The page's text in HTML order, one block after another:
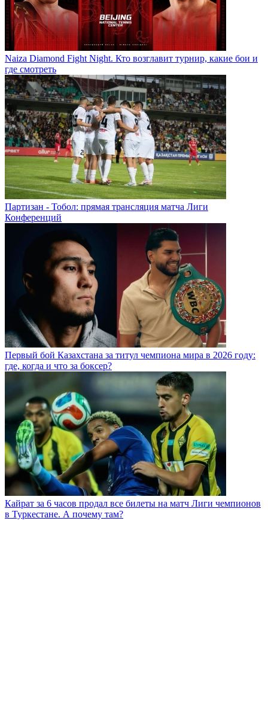
Naiza Diamond Fight Night. Кто возглавит турнир, какие бои и
где смотреть
Партизан - Тобол: прямая трансляция матча Лиги
Конференций
Первый бой Казахстана за титул чемпиона мира в 2026 году:
где, когда и что за боксер?
Кайрат за 6 часов продал все билеты на матч Лиги чемпионов
в Туркестане. А почему там?